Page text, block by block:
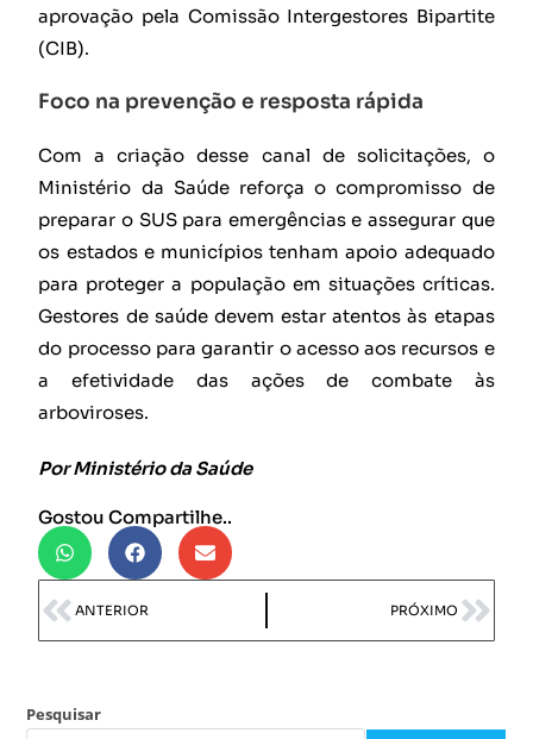
aprovação pela Comissão Intergestores Bipartite
(CIB).
Foco na prevenção e resposta rápida
Com a criação desse canal de solicitações, o
Ministério da Saúde reforça o compromisso de
preparar o SUS para emergências e assegurar que
os estados e municípios tenham apoio adequado
para proteger a população em situações críticas.
Gestores de saúde devem estar atentos às etapas
do processo para garantir o acesso aos recursos e
a efetividade das ações de combate às
arboviroses.
PorMinistério da Saúde
Gostou Compartilhe..
ANTERIOR PRÓXIMO
Pesquisar